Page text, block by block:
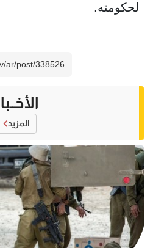
لحكومته.
المزيد